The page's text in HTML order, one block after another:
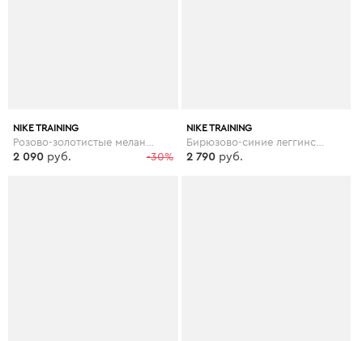
NIKE TRAINING
-30%
2 090 руб.
NIKE TRAINING
Бирюзово-синие леггинсы колор блок Nike Training - Темно-синий
2 790 руб.